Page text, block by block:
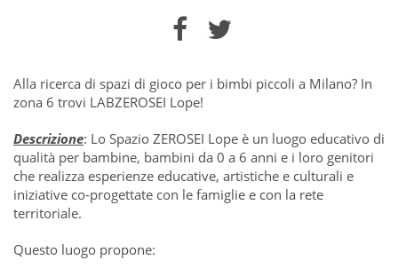
Alla ricerca di spazi di gioco per i bimbi piccoli a Milano? In
zona 6 trovi LABZEROSEI Lope!
Descrizione: Lo Spazio ZEROSEI Lope è un luogo educativo di
qualità per bambine, bambini da 0 a 6 anni e i loro genitori
che realizza esperienze educative, artistiche e culturali e
iniziative co-progettate con le famiglie e con la rete
territoriale.
Questo luogo propone: